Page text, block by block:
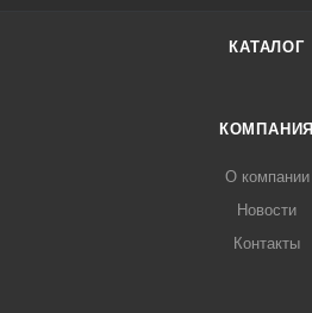
КАТАЛОГ
КОМПАНИЯ
О компании
Новости
Контакты